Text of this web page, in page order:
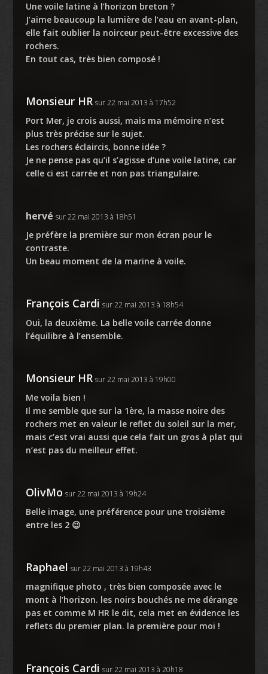
Une voile latine à l’horizon breton ?
J’aime beaucoup la lumière de l’eau en avant-plan,
elle fait oublier la noirceur peut-être excessive des
rochers.
En tout cas, très bien composé !
Monsieur HR sur 22 mai 2013 à 17h52
Port Mer, je crois aussi, mais ma mémoire n’est
plus très précise sur le sujet.
Les rochers éclaircis, bonne idée ?
Je ne pense pas qu’il s’agisse d’une voile latine, car
celle ci est carrée et non pas triangulaire.
hervé sur 22 mai 2013 à 18h51
Je préfère la première sur mon écran pour le
contraste.
Un beau moment de la marine à voile.
François Cardi sur 22 mai 2013 à 18h54
Oui, la deuxième. La belle voile carrée donne
l’équilibre à l’ensemble.
Monsieur HR sur 22 mai 2013 à 19h00
Me voila bien !
Il me semble que sur la 1ère, la masse noire des
rochers met en valeur le reflet du soleil sur la mer,
mais c’est vrai aussi que cela fait un gros à plat qui
n’est pas du meilleur effet.
OlivMo sur 22 mai 2013 à 19h24
Belle image, une préférence pour une troisième
entre les 2 😉
Raphael sur 22 mai 2013 à 19h43
magnifique photo , très bien composée avec le
mont à l’horizon. les noirs bouchés ne me dérange
pas et comme M HR le dit, cela met en évidence les
reflets du premier plan. la première pour moi !
François Cardi sur 22 mai 2013 à 20h18